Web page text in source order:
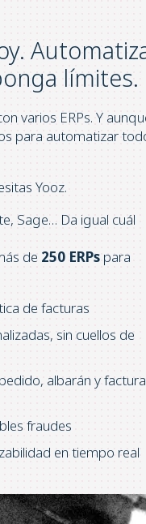
límites.
varios ERPs. Y
para automatizar
Yooz.
Sage… Da igual cuál
de 250 ERPs para
de facturas
sin cuellos de
albarán y
fraudes
en tiempo real